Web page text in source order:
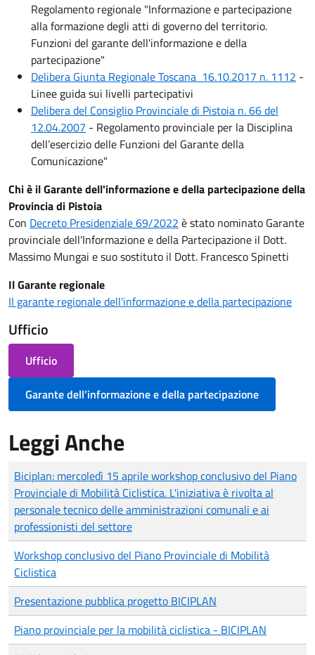
Regolamento regionale "Informazione e partecipazione
alla formazione degli atti di governo del territorio.
Funzioni del garante dell'informazione e della
partecipazione"
Delibera Giunta Regionale Toscana 16.10.2017 n. 1112 -
Linee guida sui livelli partecipativi
Delibera del Consiglio Provinciale di Pistoia n. 66 del
12.04.2007 - Regolamento provinciale per la Disciplina
dell’esercizio delle Funzioni del Garante della
Comunicazione"
Chi è il Garante dell'informazione e della partecipazione della
Provincia di Pistoia
Con Decreto Presidenziale 69/2022 è stato nominato Garante
provinciale dell'Informazione e della Partecipazione il Dott.
Massimo Mungai e suo sostituto il Dott. Francesco Spinetti
Il Garante regionale
Il garante regionale dell'informazione e della partecipazione
Ufficio
Ufficio
Garante dell’informazione e della partecipazione
Leggi Anche
Biciplan: mercoledì 15 aprile workshop conclusivo del Piano
Provinciale di Mobilità Ciclistica. L'iniziativa è rivolta al
personale tecnico delle amministrazioni comunali e ai
professionisti del settore
Workshop conclusivo del Piano Provinciale di Mobilità
Ciclistica
Presentazione pubblica progetto BICIPLAN
Piano provinciale per la mobilità ciclistica - BICIPLAN